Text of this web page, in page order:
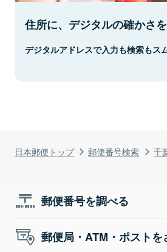
日本郵便トップ 郵便番号検索 千
住所に、デジタルの確かさを
デジタルアドレスで入力も検索もス
郵便番号を調べる
郵便局・ATM・ポストを